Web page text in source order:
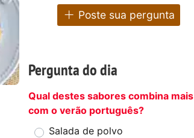
Poste sua pergunta
Pergunta do dia
Qual destes sabores combina mais
com o verão português?
Salada de polvo